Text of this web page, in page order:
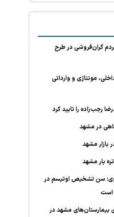
گران‌فروشی در طرح
مونتاژی و وارداتی
رجب‌زاده را تایید کرد
در مشهد
بازار مشهد
بار مشهد
سن تشخیص اوتیسم در
است
بیمارستان‌های مشهد در